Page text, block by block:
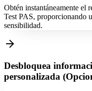
Obtén instantáneamente el
Test PAS, proporcionando
sensibilidad.
Desbloquea
personalizada